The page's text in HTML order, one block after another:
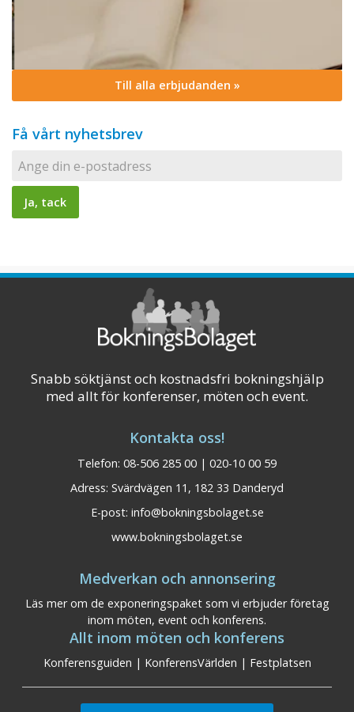
Till alla erbjudanden »
Få vårt nyhetsbrev
Snabb söktjänst och kostnadsfri bokningshjälp
med allt för konferenser, möten och event.
Kontakta oss!
Telefon: 08-506 285 00 | 020-10 00 59
Adress: Svärdvägen 11, 182 33 Danderyd
E-post: info@bokningsbolaget.se
www.bokningsbolaget.se
Medverkan och annonsering
Läs mer om de exponeringspaket som vi erbjuder företag
inom möten, event och konferens.
Allt inom möten och konferens
Konferensguiden | KonferensVärlden | Festplatsen